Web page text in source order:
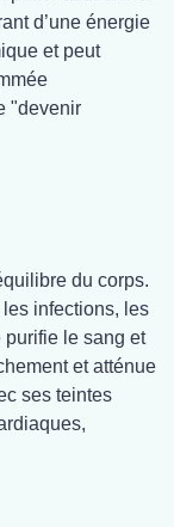
d’une énergie
et peut
"devenir
du corps.
infections, les
purifie le sang et
et atténue
ses teintes